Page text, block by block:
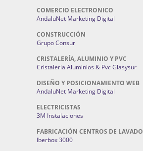
COMERCIO ELECTRONICO
AndaluNet Marketing Digital
CONSTRUCCIÓN
Grupo Consur
CRISTALERÍA, ALUMINIO Y PVC
Cristaleria Aluminios & Pvc Glasysur
DISEÑO Y POSICIONAMIENTO WEB
AndaluNet Marketing Digital
ELECTRICISTAS
3M Instalaciones
FABRICACIÓN CENTROS DE LAVADO
Iberbox 3000